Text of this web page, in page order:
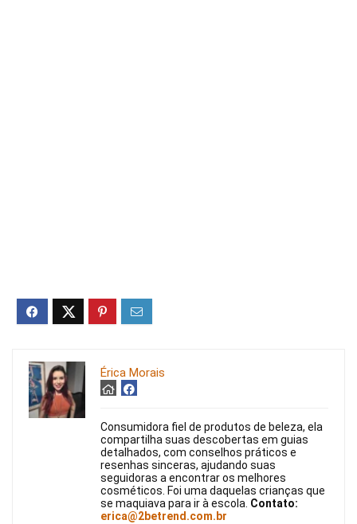
Érica Morais
Consumidora fiel de produtos de beleza, ela
compartilha suas descobertas em guias
detalhados, com conselhos práticos e
resenhas sinceras, ajudando suas
seguidoras a encontrar os melhores
cosméticos. Foi uma daquelas crianças que
se maquiava para ir à escola. Contato:
erica@2betrend.com.br